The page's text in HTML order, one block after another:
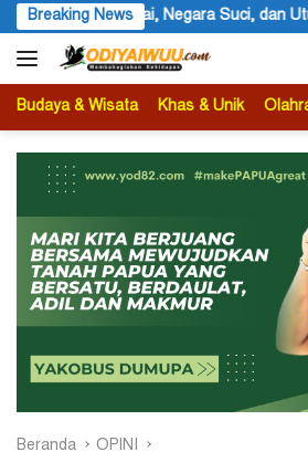
Langsung
ke
konten
Breaking News
Suci, dan Utusan Langit Karya
Budaya & Wisata Khas & Unik
Beranda OPINI